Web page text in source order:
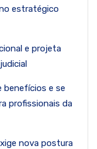
estratégico
e projeta
benefícios e se
profissionais da
nova postura